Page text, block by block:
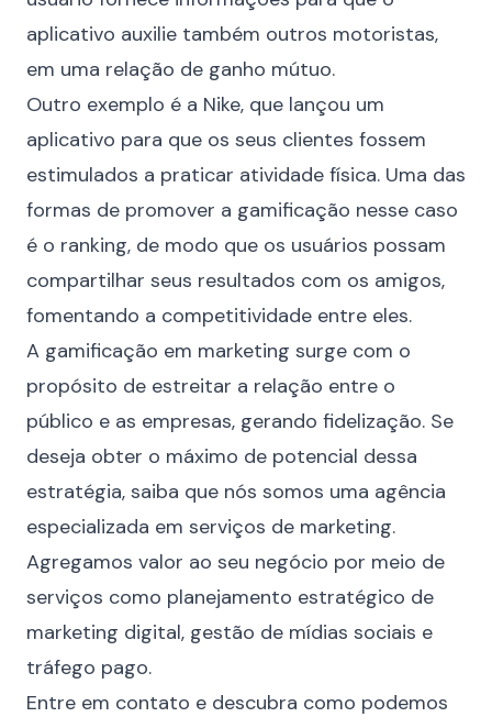
aplicativo auxilie também outros motoristas,
em uma relação de ganho mútuo.
Outro exemplo é a Nike, que lançou um
aplicativo para que os seus clientes fossem
estimulados a praticar atividade física. Uma das
formas de promover a gamificação nesse caso
é o ranking, de modo que os usuários possam
compartilhar seus resultados com os amigos,
fomentando a competitividade entre eles.
A gamificação em marketing surge com o
propósito de estreitar a relação entre o
público e as empresas, gerando fidelização. Se
deseja obter o máximo de potencial dessa
estratégia, saiba que nós somos uma agência
especializada em serviços de marketing.
Agregamos valor ao seu negócio por meio de
serviços como planejamento estratégico de
marketing digital, gestão de mídias sociais e
tráfego pago.
Entre em contato e descubra como podemos